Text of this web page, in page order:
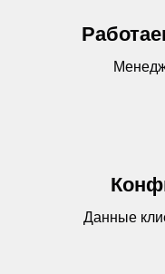
Данные